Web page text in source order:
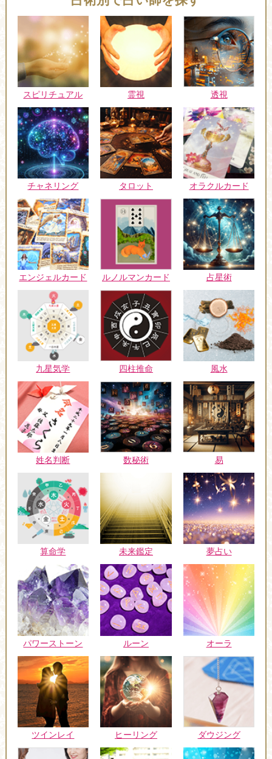
スピリチュアル 霊視 透視
チャネリング タロット オラクルカード
エンジェルカード ルノルマンカード 占星術
九星気学 四柱推命 風水
姓名判断 数秘術 易
算命学 未来鑑定 夢占い
パワーストーン ルーン オーラ
ツインレイ ヒーリング ダウジング